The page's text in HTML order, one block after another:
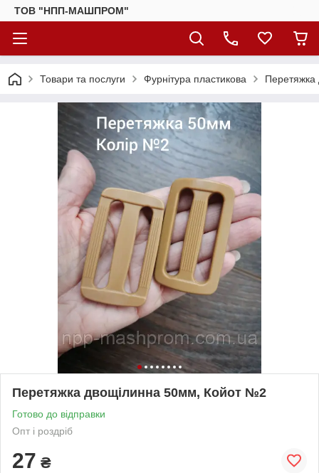
ТОВ "НПП-МАШПРОМ"
Товари та послуги Фурнітура пластикова
Перетяжка двощілинна 50мм, Койот №2
Готово до відправки
Опт і роздріб
27 ₴